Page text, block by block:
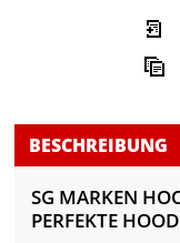
BESCHREIBUNG
SG MARKEN
PERFEKTE